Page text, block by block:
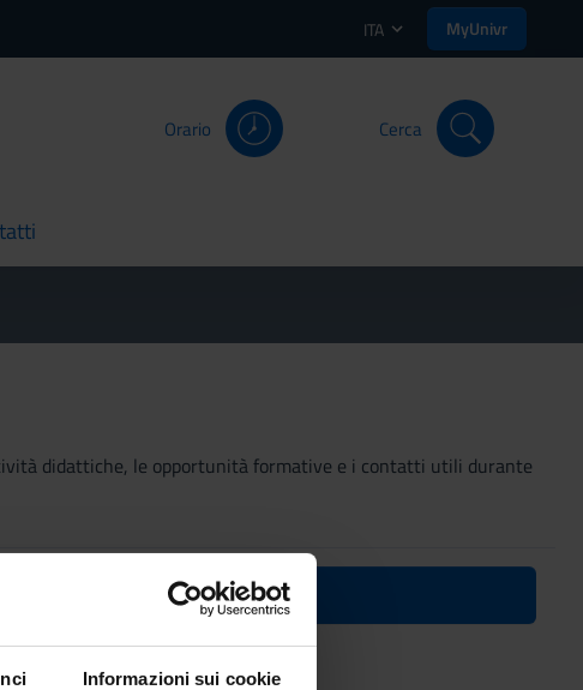
Informazioni sui cookie
ITA MyUnivr
Orario Cerca
didattiche, le opportunità formative e i contatti utili durante
2024/2025)